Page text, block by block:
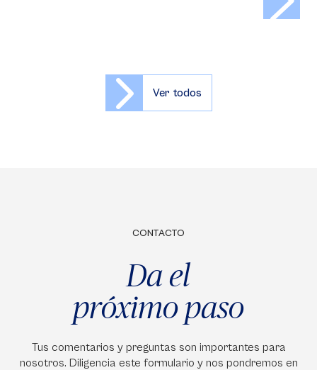
Ver todos
CONTACTO
Da el
próximo paso
Tus comentarios y preguntas son importantes para
nosotros. Diligencia este formulario y nos pondremos en